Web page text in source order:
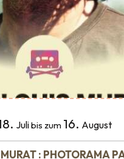
Julibis zum 16. August
: PHOTORAMA